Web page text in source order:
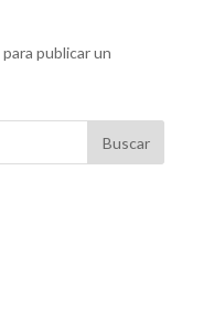
para publicar un